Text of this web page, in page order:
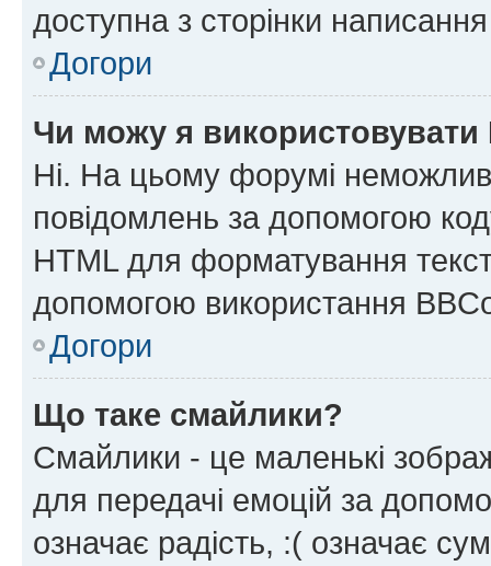
доступна з сторінки
Догори
Чи можу я використовувати
Ні. На цьому форумі
повідомлень за допомогою
HTML для форматування
допомогою використання
Догори
Що таке смайлики?
Смайлики - це маленькі
для передачі емоцій за
означає радість, :( означає